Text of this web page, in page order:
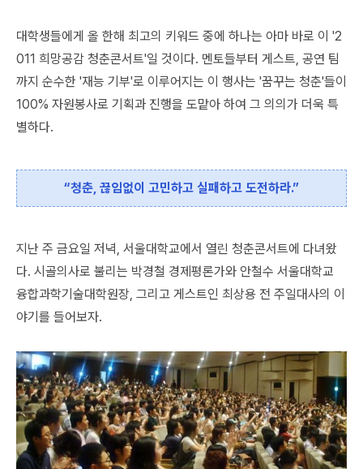
대학생들에게 올 한해 최고의 키워드 중에 하나는 아마 바로 이 '2
011 희망공감 청춘콘서트'일 것이다. 멘토들부터 게스트, 공연 팀
까지 순수한 '재능 기부'로 이루어지는 이 행사는 '꿈꾸는 청춘'들이
100% 자원봉사로 기획과 진행을 도맡아 하여 그 의의가 더욱 특
별하다.
“청춘, 끊임없이 고민하고 실패하고 도전하라.”
지난 주 금요일 저녁, 서울대학교에서 열린 청춘콘서트에 다녀왔
다. 시골의사로 불리는 박경철 경제평론가와 안철수 서울대학교
융합과학기술대학원장, 그리고 게스트인 최상용 전 주일대사의 이
야기를 들어보자.